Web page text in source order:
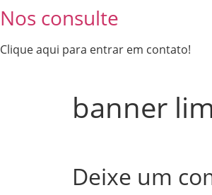
Nos consulte
Clique aqui para entrar em contato!
banner
Deixe um